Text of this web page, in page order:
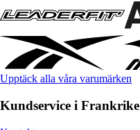
Upptäck alla våra varumärken
Kundservice i Frankrike